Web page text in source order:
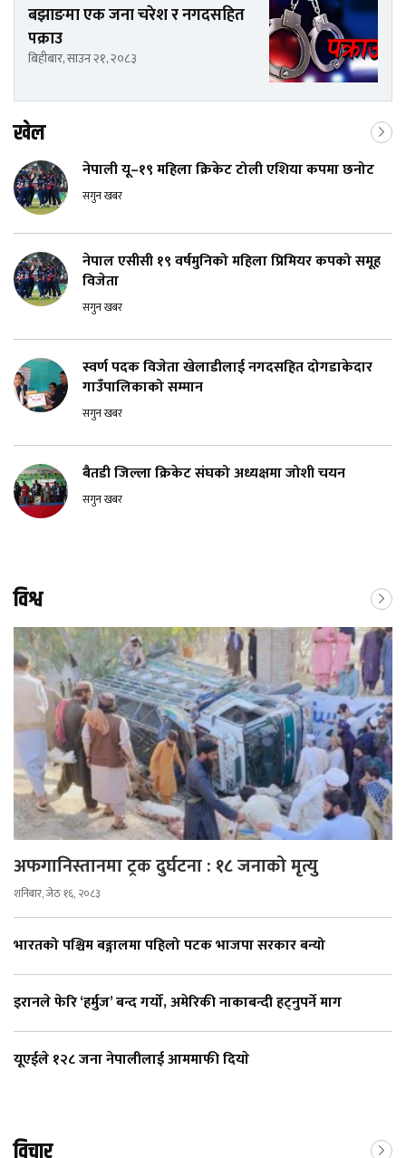
बझाङमा एक जना चरेश र नगदसहित
पक्राउ
बिहीबार, साउन २१, २०८३
खेल
नेपाली यू–१९ महिला क्रिकेट टोली एशिया कपमा छनोट
सगुन खबर
नेपाल एसीसी १९ वर्षमुनिको महिला प्रिमियर कपको समूह
विजेता
सगुन खबर
स्वर्ण पदक विजेता खेलाडीलाई नगदसहित दोगडाकेदार
गाउँपालिकाको सम्मान
सगुन खबर
बैतडी जिल्ला क्रिकेट संघको अध्यक्षमा जोशी चयन
सगुन खबर
विश्व
अफगानिस्तानमा ट्रक दुर्घटना : १८ जनाको मृत्यु
शनिबार, जेठ १६, २०८३
भारतको पश्चिम बङ्गालमा पहिलो पटक भाजपा सरकार बन्यो
इरानले फेरि ‘हर्मुज’ बन्द गर्यो, अमेरिकी नाकाबन्दी हट्नुपर्ने माग
यूएईले १२८ जना नेपालीलाई आममाफी दियाे